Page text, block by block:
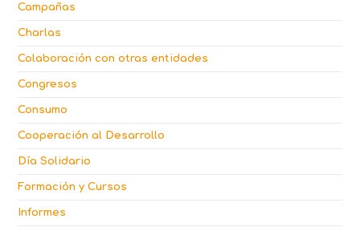
Campañas
Charlas
Colaboración con otras entidades
Congresos
Consumo
Cooperación al Desarrollo
Día Solidario
Formación y Cursos
Informes